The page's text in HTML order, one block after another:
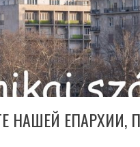
НАШЕЙ ЕПАРХИИ,